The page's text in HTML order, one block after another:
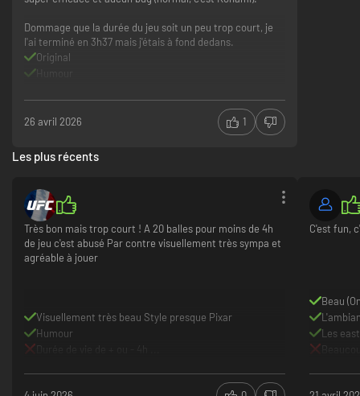
Dommage que la durée du jeu soit un peu trop court, je
l'ai terminé en 3h37 mais j'étais à fond dedans.
Original
Trop court
26 avril 2026
1
Les plus récents
Très bon mais trop court ! A 20 balles pour moins de 4h
de jeu c'est abusé Par contre visuellement très sympa et
agréable à jouer
Visuellement très beau Style presque Pixar
Humour
C'est fun,
Beau
Les